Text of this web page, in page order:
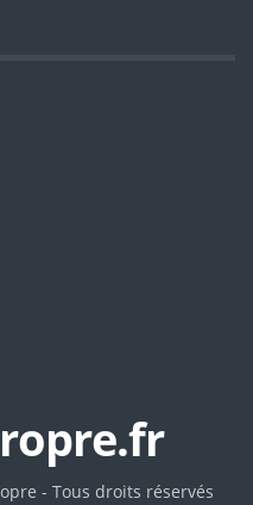
- Tous droits réservés